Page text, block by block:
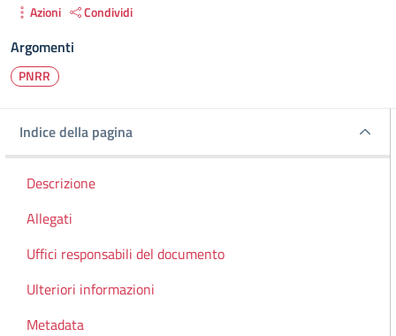
Azioni Condividi
Argomenti
PNRR
Indice della pagina
Indice della pagina
Descrizione
Allegati
Uffici responsabili del documento
Ulteriori informazioni
Metadata